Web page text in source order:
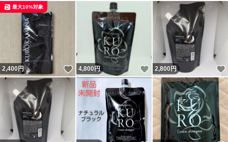
2,400円 いいね！
最大10%対象
4,800円 いいね！
2,800円